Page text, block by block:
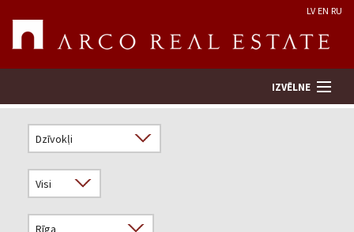
LV EN RU
IZVĒLNE
Novērtēt īpašumu